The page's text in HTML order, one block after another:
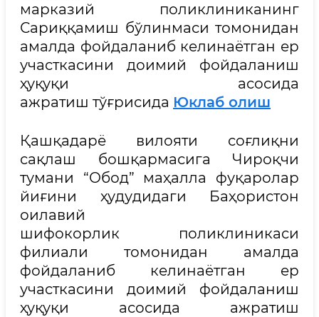
марказий поликлиниканинг
Сариққамиш бўлинмаси томонидан
амалда фойдаланиб келинаётган ер
участкасини доимий фойдаланиш
ҳуқуқи асосида
ажратиш тўғрисида Юклаб олиш
Қашқадарё вилояти соғлиқни
сақлаш бошқармасига Чироқчи
тумани “Обод” маҳалла фуқаролар
йиғини ҳудудидаги Баҳористон
оилавий
шифокорлик поликлиникаси
филиали томонидан амалда
фойдаланиб келинаётган ер
участкасини доимий фойдаланиш
ҳуқуқи асосида ажратиш